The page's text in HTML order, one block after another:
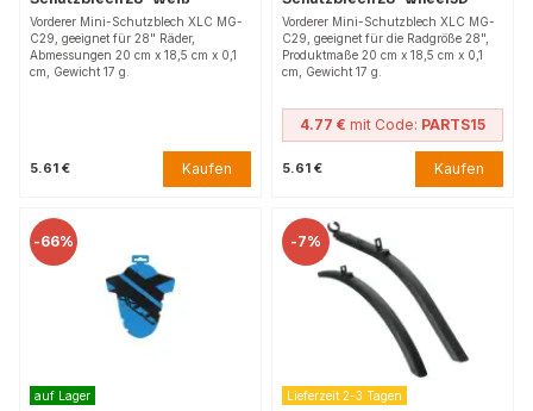
Vorderer Mini-Schutzblech XLC MG-
C29, geeignet für 28" Räder,
Abmessungen 20 cm x 18,5 cm x 0,1
cm, Gewicht 17 g.
5.61 € Kaufen
Vorderer Mini-Schutzblech XLC MG-
C29, geeignet für die Radgröße 28",
Produktmaße 20 cm x 18,5 cm x 0,1
cm, Gewicht 17 g.
4.77 € mit Code: PARTS15
5.61 € Kaufen
-66%
auf Lager
-7%
Lieferzeit 2-3 Tagen